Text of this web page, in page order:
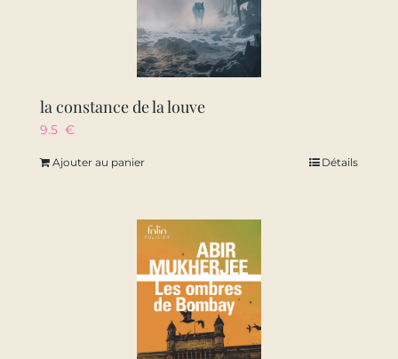
la constance de la louve
9.5 €
Ajouter au panier Détails